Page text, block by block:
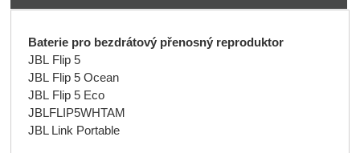
Baterie pro bezdrátový přenosný reproduktor
JBL Flip 5
JBL Flip 5 Ocean
JBL Flip 5 Eco
JBLFLIP5WHTAM
JBL Link Portable